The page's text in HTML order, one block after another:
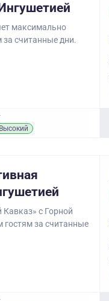
максимально
считанные дни.
Высокий
c Горной
гостям за считанные